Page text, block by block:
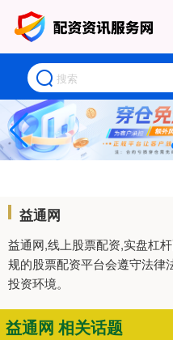
益通网
益通网,线上股票配资,实盘杠
规的股票配资平台会遵守法律
投资环境。
益通网 相关话题